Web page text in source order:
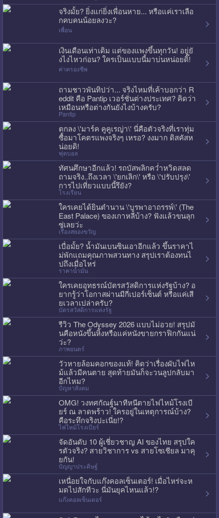
จริงมั้ย? ยิ่งแก่ยิ่งเพื่อนหาย... หรือแค่เราเลือ
กคบคนน้อยลงวะ?
เพื่อน
เงินเดือนเท่าเดิม แต่ของแพงขึ้นทุกวัน! อยู่ยั
งไงไหวก่อน? ใครเป็นแบบนี้มาบ่นหน่อยดิ๊!
ค่าครองชีพ
ถามชาวพันทิปว่า... จริงไหมที่เค้าบอกว่า R
eddit คือ Pantip เวอร์ชั่นต่างประเทศ? คิดว่า
เหมือนหรือต่างกันยังไงบ้างครับ?
Pantip
ตกลง \'มาร์ค คูคูเรญ่า\' นี่คือตัวจริงที่เราทุ่ม
ซื้อมาโคตรแพงจริงๆ เหรอ? งงมาก ดิสคัสห
น่อยดิ!
ฟุตบอล
ทัศนศึกษาอีกแล้ว! รถบัสพลิกคว่ำหวิดสลด
ถามจริง..ถึงเวลา \'ยกเลิก\' หรือ \'ปรับปรุง\'
การไปเที่ยวแบบนี้รึยัง?
โรงเรียน
ใครเคยได้ยินตำนาน \'บูรพาอาถรรพ์\' (The
East Palace) ของเกาหลีบ้าง? ฟังแล้วขนลุก
ซู่เลยว่ะ
เรื่องสยองขวัญ
เบื่อมั้ย? น้ำมันเบนซินเอาอีกแล้ว ขึ้นราคาไ
ม่พักแถมคุณภาพสวนทาง สรุปเราต้องทนไ
ปถึงเมื่อไหร่
ราคาน้ำมัน
ใครเคยอุทธรณ์บัตรสวัสดิการแห่งรัฐบ้าง? อ
ยากรู้ว่าโอกาสผ่านมีกี่เปอร์เซ็นต์ หรือแค่เสี
ยเวลาเปล่าครับ?
บัตรสวัสดิการแห่งรัฐ
รีวิว The Odyssey 2026 แบบไม่อวย! สรุปมั
นคือหนังขึ้นหิ้งหรือแค่หนังขายกราฟิกกันแน่
ว่ะ?
ภาพยนตร์
วัวหายล้อมคอกของแท้! คิดว่าเรื่องผับไฟไห
ม้แล้วมีคนตาย สุดท้ายมันก็จะวนลูปกลับมา
อีกไหม?
ปัญหาสังคม
OMG! วงทศกัณฐ์นาทีหนีตายไฟไหม้โรงเบี
ยร์ ณ ลาดพร้าว! ใครอยู่ในเหตุการณ์บ้าง?
คือระทึกจริงปะเนี่ย!?
ไฟไหม้โรงเบียร์
จัดอันดับ 10 ผู้เชี่ยวชาญ AI ของไทย สรุปใค
รตัวจริง? สายวิชาการ vs สายโซเชียล มาคุ
ยกัน!
ปัญญาประดิษฐ์
เหนื่อยใจกับแก๊งคอลเซ็นเตอร์! เมื่อไหร่จะห
มดไปสักทีวะ นี่มันยุคไหนแล้ว!?
แก๊งคอลเซ็นเตอร์